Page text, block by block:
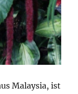
Malaysia, ist